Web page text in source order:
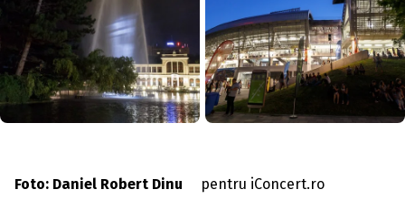
Foto: Daniel Robert Dinu pentru iConcert.ro